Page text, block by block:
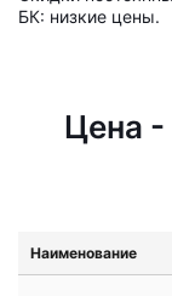
БК: низкие цены.
Цена -
Наименование